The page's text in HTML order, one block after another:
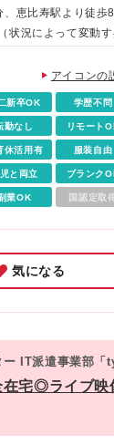
ると、面談までが
、恵比寿駅より徒
状況によって変動
なる可能性があり
煙専用室あり）
アイコンの
新卒OK 学歴不問
勤なし リモート
休活用有 服装自由
と両立 ブランク
業OK 国認定取
気になる
IT派遣事業部「
在宅◎ライブ